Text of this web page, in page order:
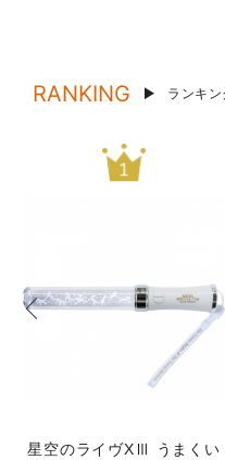
RANKING ランキン
星空のライヴXⅢ うまくい